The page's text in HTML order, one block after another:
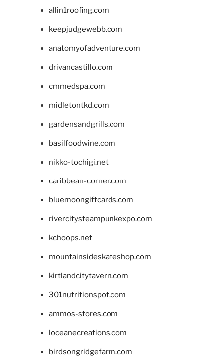
allin1roofing.com
keepjudgewebb.com
anatomyofadventure.com
drivancastillo.com
cmmedspa.com
midletontkd.com
gardensandgrills.com
basilfoodwine.com
nikko-tochigi.net
caribbean-corner.com
bluemoongiftcards.com
rivercitysteampunkexpo.com
kchoops.net
mountainsideskateshop.com
kirtlandcitytavern.com
301nutritionspot.com
ammos-stores.com
loceanecreations.com
birdsongridgefarm.com